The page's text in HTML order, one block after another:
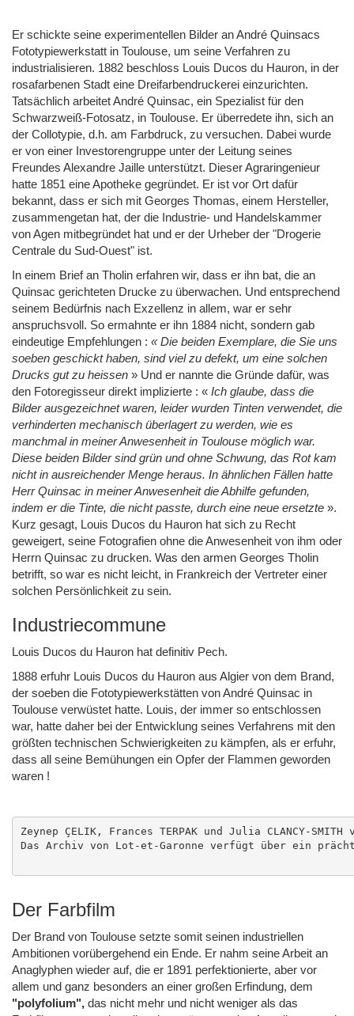
Er schickte seine experimentellen Bilder an André Quinsacs
Fototypiewerkstatt in Toulouse, um seine Verfahren zu
industrialisieren. 1882 beschloss Louis Ducos du Hauron, in der
rosafarbenen Stadt eine Dreifarbendruckerei einzurichten.
Tatsächlich arbeitet André Quinsac, ein Spezialist für den
Schwarzweiß-Fotosatz, in Toulouse. Er überredete ihn, sich an
der Collotypie, d.h. am Farbdruck, zu versuchen. Dabei wurde
er von einer Investorengruppe unter der Leitung seines
Freundes Alexandre Jaille unterstützt. Dieser Agraringenieur
hatte 1851 eine Apotheke gegründet. Er ist vor Ort dafür
bekannt, dass er sich mit Georges Thomas, einem Hersteller,
zusammengetan hat, der die Industrie- und Handelskammer
von Agen mitbegründet hat und er der Urheber der "Drogerie
Centrale du Sud-Ouest" ist.
In einem Brief an Tholin erfahren wir, dass er ihn bat, die an
Quinsac gerichteten Drucke zu überwachen. Und entsprechend
seinem Bedürfnis nach Exzellenz in allem, war er sehr
anspruchsvoll. So ermahnte er ihn 1884 nicht, sondern gab
eindeutige Empfehlungen : « Die beiden Exemplare, die Sie uns
soeben geschickt haben, sind viel zu defekt, um eine solchen
Drucks gut zu heissen » Und er nannte die Gründe dafür, was
den Fotoregisseur direkt implizierte : « Ich glaube, dass die
Bilder ausgezeichnet waren, leider wurden Tinten verwendet, die
verhinderten mechanisch überlagert zu werden, wie es
manchmal in meiner Anwesenheit in Toulouse möglich war.
Diese beiden Bilder sind grün und ohne Schwung, das Rot kam
nicht in ausreichender Menge heraus. In ähnlichen Fällen hatte
Herr Quinsac in meiner Anwesenheit die Abhilfe gefunden,
indem er die Tinte, die nicht passte, durch eine neue ersetzte ».
Kurz gesagt, Louis Ducos du Hauron hat sich zu Recht
geweigert, seine Fotografien ohne die Anwesenheit von ihm oder
Herrn Quinsac zu drucken. Was den armen Georges Tholin
betrifft, so war es nicht leicht, in Frankreich der Vertreter einer
solchen Persönlichkeit zu sein.
Industriecommune
Louis Ducos du Hauron hat definitiv Pech.
1888 erfuhr Louis Ducos du Hauron aus Algier von dem Brand,
der soeben die Fototypiewerkstätten von André Quinsac in
Toulouse verwüstet hatte. Louis, der immer so entschlossen
war, hatte daher bei der Entwicklung seines Verfahrens mit den
größten technischen Schwierigkeiten zu kämpfen, als er erfuhr,
dass all seine Bemühungen ein Opfer der Flammen geworden
waren !
Zeynep ÇELIK, Frances TERPAK und Julia
Das Archiv von Lot-et-Garonne verfügt über ein
Der Farbfilm
Der Brand von Toulouse setzte somit seinen industriellen
Ambitionen vorübergehend ein Ende. Er nahm seine Arbeit an
Anaglyphen wieder auf, die er 1891 perfektionierte, aber vor
allem und ganz besonders an einer großen Erfindung, dem
"polyfolium", das nicht mehr und nicht weniger als das